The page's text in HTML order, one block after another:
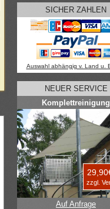
SICHER ZAHLEN
Auswahl abhängig v. Land u.
NEUER SERVICE
Komplettreinigung
zzgl.
Auf Anfrage